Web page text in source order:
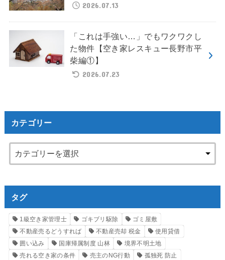
2026.07.13
「これは手強い…」でもワクワクし
た物件【空き家レスキュー長野市平
柴編①】
2026.07.23
カテゴリー
タグ
1級空き家管理士 ゴキブリ駆除
ゴミ屋敷
不動産売るどうすれば
不動産売却 税金
使用貸借
囲い込み
国庫帰属制度 山林
境界不明土地
売れる空き家の条件
売主のNG行動
孤独死 防止